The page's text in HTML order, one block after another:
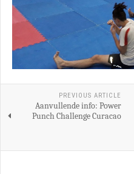
PREVIOUS ARTICLE
Aanvullende info: Power
Punch Challenge Curacao